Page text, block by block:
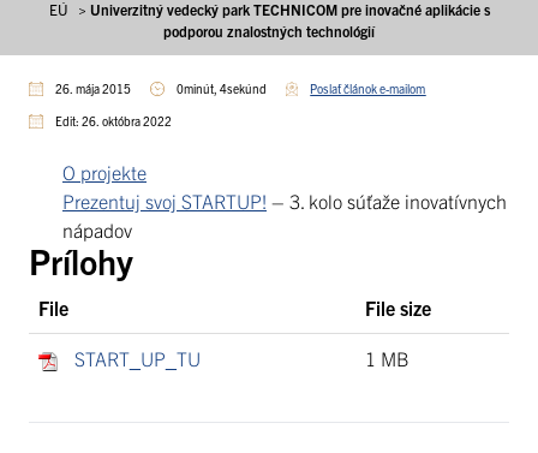
EÚ
> Univerzitný vedecký park TECHNICOM pre inovačné aplikácie s
podporou znalostných technológií
26. mája 2015 0minút, 4sekúnd Poslať článok e-mailom
Edit: 26. októbra 2022
O projekte
Prezentuj svoj STARTUP! – 3. kolo súťaže inovatívnych
nápadov
Prílohy
File File size
START_UP_TU 1 MB